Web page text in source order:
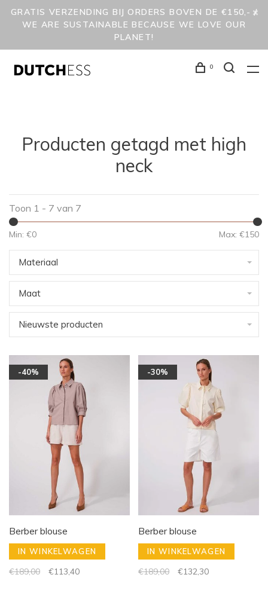
GRATIS VERZENDING BIJ ORDERS BOVEN DE €150,- /
WE ARE SUSTAINABLE BECAUSE WE LOVE OUR
PLANET!
0
Producten getagd met high
neck
Toon 1 - 7 van 7
Min: €0 Max: €150
Materiaal
Maat
Nieuwste producten
-40%
Berber blouse
IN WINKELWAGEN
€189,00 €113,40
-30%
Berber blouse
IN WINKELWAGEN
€189,00 €132,30